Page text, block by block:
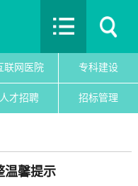
联网医院 专科建设
人才招聘 招标管理
温馨提示
首页
互联网医院
专科建设
党建文化
护理园地